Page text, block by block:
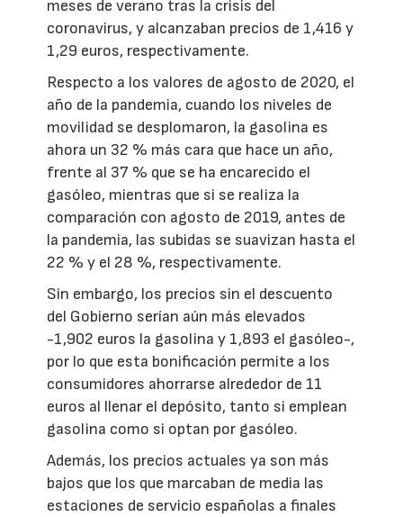
meses de verano tras la crisis del
coronavirus, y alcanzaban precios de 1,416 y
1,29 euros, respectivamente.
Respecto a los valores de agosto de 2020, el
año de la pandemia, cuando los niveles de
movilidad se desplomaron, la gasolina es
ahora un 32 % más cara que hace un año,
frente al 37 % que se ha encarecido el
gasóleo, mientras que si se realiza la
comparación con agosto de 2019, antes de
la pandemia, las subidas se suavizan hasta el
22 % y el 28 %, respectivamente.
Sin embargo, los precios sin el descuento
del Gobierno serían aún más elevados
-1,902 euros la gasolina y 1,893 el gasóleo-,
por lo que esta bonificación permite a los
consumidores ahorrarse alrededor de 11
euros al llenar el depósito, tanto si emplean
gasolina como si optan por gasóleo.
Además, los precios actuales ya son más
bajos que los que marcaban de media las
estaciones de servicio españolas a finales